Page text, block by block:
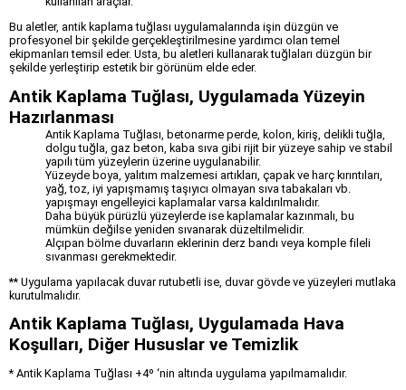
Bu aletler, antik kaplama tuğlası uygulamalarında işin düzgün ve
profesyonel bir şekilde gerçekleştirilmesine yardımcı olan temel
ekipmanları temsil eder. Usta, bu aletleri kullanarak tuğlaları düzgün bir
şekilde yerleştirip estetik bir görünüm elde eder.
Antik Kaplama Tuğlası, Uygulamada Yüzeyin
Hazırlanması
Antik Kaplama Tuğlası, betonarme perde, kolon, kiriş, delikli tuğla,
dolgu tuğla, gaz beton, kaba sıva gibi rijit bir yüzeye sahip ve stabil
yapılı tüm yüzeylerin üzerine uygulanabilir.
Yüzeyde boya, yalıtım malzemesi artıkları, çapak ve harç kırıntıları,
yağ, toz, iyi yapışmamış taşıyıcı olmayan sıva tabakaları vb.
yapışmayı engelleyici kaplamalar varsa kaldırılmalıdır.
Daha büyük pürüzlü yüzeylerde ise kaplamalar kazınmalı, bu
mümkün değilse yeniden sıvanarak düzeltilmelidir.
Alçıpan bölme duvarların eklerinin derz bandı veya komple fileli
sıvanması gerekmektedir.
** Uygulama yapılacak duvar rutubetli ise, duvar gövde ve yüzeyleri mutlaka
kurutulmalıdır.
Antik Kaplama Tuğlası, Uygulamada Hava
Koşulları, Diğer Hususlar ve Temizlik
* Antik Kaplama Tuğlası +4º ‘nin altında uygulama yapılmamalıdır.